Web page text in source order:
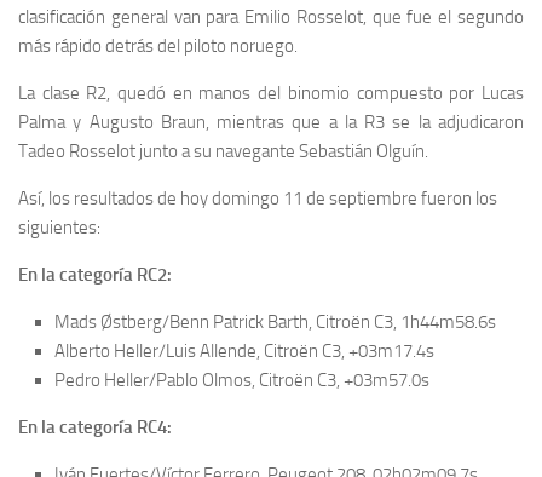
clasificación general van para Emilio Rosselot, que fue el segundo
más rápido detrás del piloto noruego.
La clase R2, quedó en manos del binomio compuesto por Lucas
Palma y Augusto Braun, mientras que a la R3 se la adjudicaron
Tadeo Rosselot junto a su navegante Sebastián Olguín.
Así, los resultados de hoy domingo 11 de septiembre fueron los
siguientes:
En la categoría RC2:
Mads Østberg/Benn Patrick Barth, Citroën C3, 1h44m58.6s
Alberto Heller/Luis Allende, Citroën C3, +03m17.4s
Pedro Heller/Pablo Olmos, Citroën C3, +03m57.0s
En la categoría RC4: